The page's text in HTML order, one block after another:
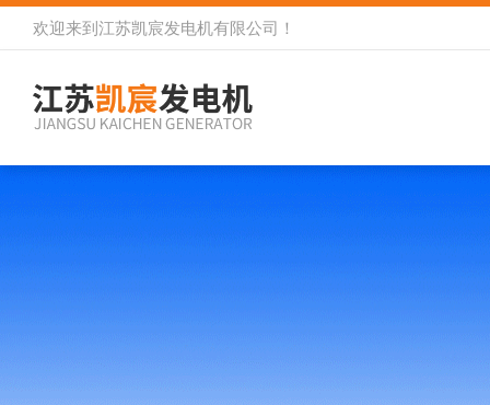
欢迎来到 江苏凯宸发电机有限公司 ！